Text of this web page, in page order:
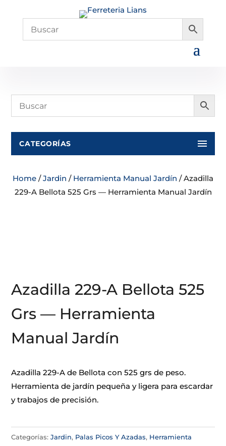
CATEGORÍAS
Home /Jardin / Herramienta Manual Jardín / Azadilla
229-A Bellota 525 Grs — Herramienta Manual Jardín
Azadilla 229-A Bellota 525
Grs — Herramienta
Manual Jardín
Azadilla 229-A de Bellota con 525 grs de peso.
Herramienta de jardín pequeña y ligera para escardar
y trabajos de precisión.
Categorías:Jardin, Palas Picos Y Azadas, Herramienta